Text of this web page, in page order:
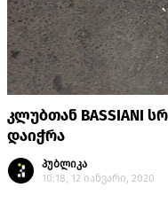
კლუბთან BASSIANI
დაიჭრა
პუბლიკა
10:18, 12 იანვარი, 2020